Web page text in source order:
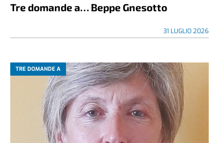
Tre domande a… Beppe Gnesotto
31 LUGLIO 2026
TRE DOMANDE A